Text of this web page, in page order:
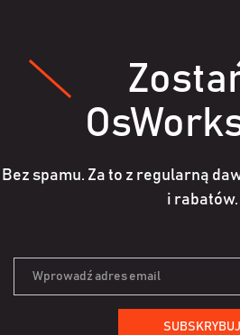
Bez spamu. Za to z regularną
i rabatów.
SUBSKRYBUJ